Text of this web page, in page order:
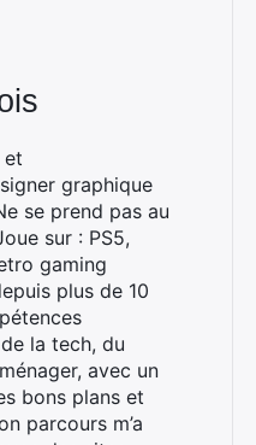
et
graphique
se prend pas au
sur : PS5,
gaming
plus de 10
la tech, du
avec un
bons plans et
parcours m’a